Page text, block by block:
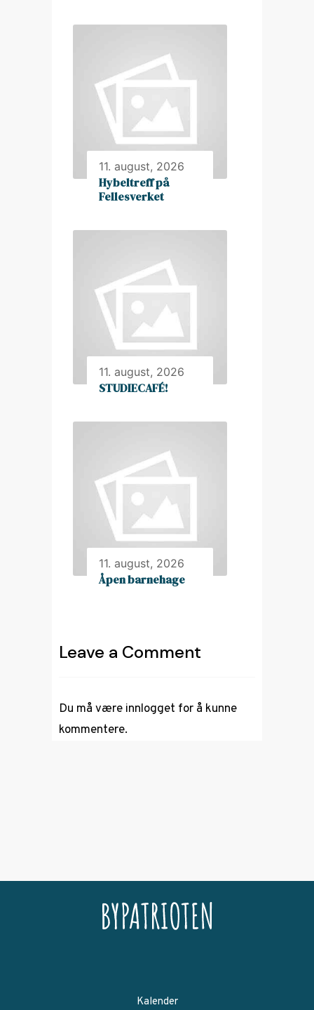
11. august, 2026
Hybeltreff på
Fellesverket
11. august, 2026
STUDIECAFÉ!
11. august, 2026
Åpen barnehage
Leave a Comment
Du må være innlogget for å kunne
kommentere.
Kalender